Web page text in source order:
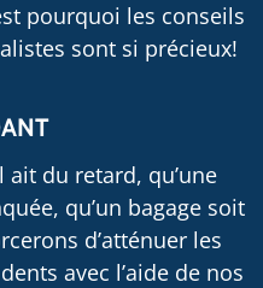
pourquoi les conseils
sont si précieux!
ait du retard, qu’une
qu’un bagage soit
d’atténuer les
avec l’aide de nos